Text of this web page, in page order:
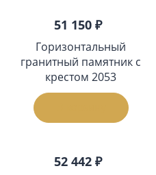
51 150 ₽
Горизонтальный
гранитный памятник с
крестом 2053
52 442 ₽